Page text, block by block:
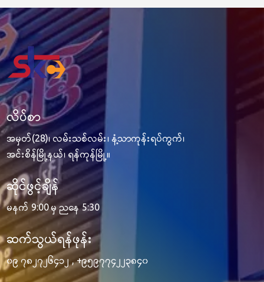
လိပ်စာ
အမှတ်(28)၊ လမ်းသစ်လမ်း၊ နံ့သာကုန်းရပ်ကွက်၊
အင်းစိန်မြို့နယ်၊ ရန်ကုန်မြို့။
ဆိုင်ဖွင့်ချိန်
မနက် 9:00 မှ ညနေ 5:30
ဆက်သွယ်ရန်ဖုန်း
၀၉ ၇၈၂၇၂၆၄၁၂ ,+၉၅၉၇၇၄၂၂၃၈၄၀